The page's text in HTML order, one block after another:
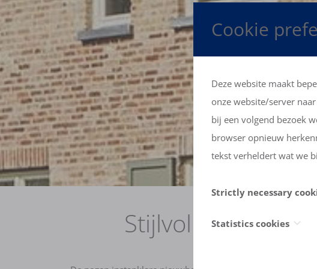
Stijlvol en
Cookie
Deze website maakt
onze website/server
bij een volgend bezoek
browser opnieuw
tekst verheldert wat we
Strictly necessary
De eerste ('Strictly
Statistics cookies